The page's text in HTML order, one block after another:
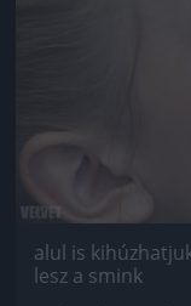
alul is
lesz a smink